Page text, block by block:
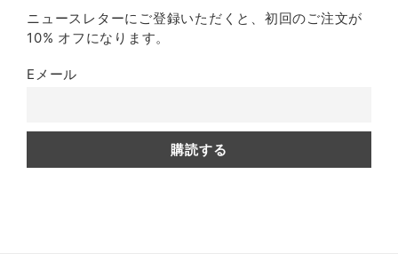
ニュースレターにご登録いただくと、初回のご注文が
10% オフになります。
Eメール